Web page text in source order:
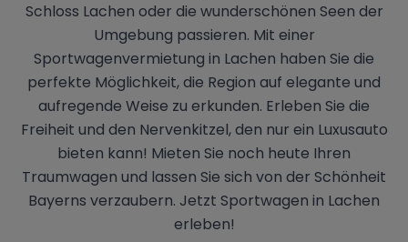
Schloss Lachen oder die wunderschönen Seen der
Umgebung passieren. Mit einer
Sportwagenvermietung in Lachen haben Sie die
perfekte Möglichkeit, die Region auf elegante und
aufregende Weise zu erkunden. Erleben Sie die
Freiheit und den Nervenkitzel, den nur ein Luxusauto
bieten kann! Mieten Sie noch heute Ihren
Traumwagen und lassen Sie sich von der Schönheit
Bayerns verzaubern. Jetzt Sportwagen in Lachen
erleben!